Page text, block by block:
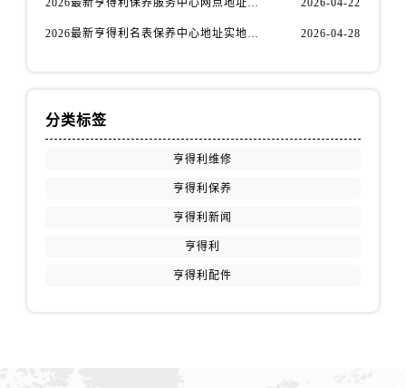
江苏省常州市新北区龙锦路1590号现代传媒中心5号楼10层1008室售后服务中心（需提前预约）
江西省赣州市章贡区文清路售后服务中心（需提前预约）
2026最新亨得利保养服务中心网点地址实地探访报告 2026-04-22
2026最新亨得利名表保养中心地址实地探访报告 2026-04-28
分类标签
亨得利维修
亨得利保养
亨得利新闻
亨得利
亨得利配件